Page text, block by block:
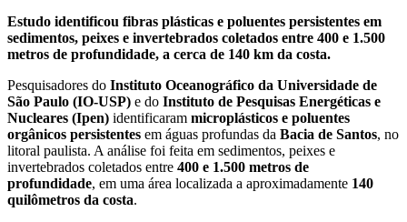
Estudo identificou fibras plásticas e poluentes persistentes em
sedimentos, peixes e invertebrados coletados entre 400 e 1.500
metros de profundidade, a cerca de 140 km da costa.
Pesquisadores do Instituto Oceanográfico da Universidade de
São Paulo (IO-USP) e do Instituto de Pesquisas Energéticas e
Nucleares (Ipen) identificaram microplásticos e poluentes
orgânicos persistentes em águas profundas da Bacia de Santos, no
litoral paulista. A análise foi feita em sedimentos, peixes e
invertebrados coletados entre 400 e 1.500 metros de
profundidade, em uma área localizada a aproximadamente 140
quilômetros da costa.